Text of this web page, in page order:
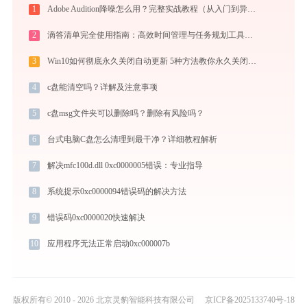
1 Adobe Audition降噪怎么用？完整实战教程（从入门到异常排查）
2 滴答清单完全使用指南：高效时间管理与任务规划工具，让你的每一天井井有条
3 Win10如何彻底永久关闭自动更新 5种方法教你永久关闭win10自动更新
4 c盘能清空吗？详解及注意事项
5 c盘msg文件夹可以删除吗？删除有风险吗？
6 台式电脑C盘怎么清理到最干净？详细教程解析
7 解决mfc100d.dll 0xc0000005错误：专业指导
8 系统提示0xc0000094错误码的解决方法
9 错误码0xc0000020快速解决
10 应用程序无法正常启动0xc000007b
版权所有© 2010 - 2026 北京灵豹智能科技有限公司 京ICP备2025133740号-18